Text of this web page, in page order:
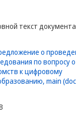
текст документа